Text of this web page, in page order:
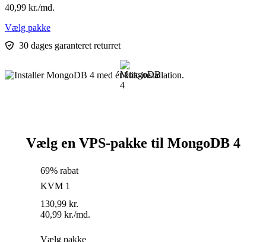
40,99 kr./md.
Vælg pakke
30 dages garanteret returret
Vælg en VPS-pakke til MongoDB 4
69% rabat
KVM 1
130,99 kr.
40,99 kr./md.
Vælg pakke